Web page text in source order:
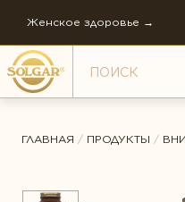
Женское здоровье →
ГЛАВНАЯ / ПРОДУКТЫ /